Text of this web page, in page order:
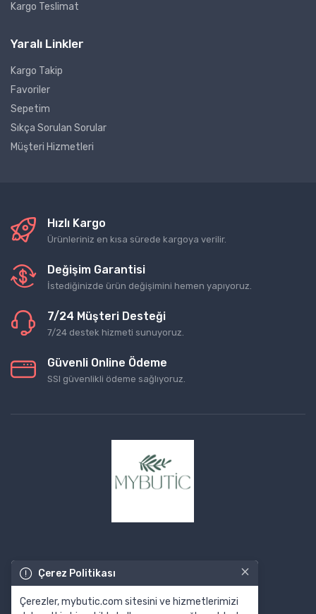
Çerez Politikası ×
Çerezler, mybutic.com sitesini ve hizmetlerimizi
Kargo Teslimat
Yaralı Linkler
Kargo Takip
Favoriler
Sepetim
Sıkça Sorulan Sorular
Müşteri Hizmetleri
Hızlı Kargo
Ürünleriniz en kısa sürede kargoya verilir.
Değişim Garantisi
İstediğinizde ürün değişimini hemen yapıyoruz.
7/24 Müşteri Desteği
7/24 destek hizmeti sunuyoruz.
Güvenli Online Ödeme
SSl güvenlikli ödeme sağlıyoruz.